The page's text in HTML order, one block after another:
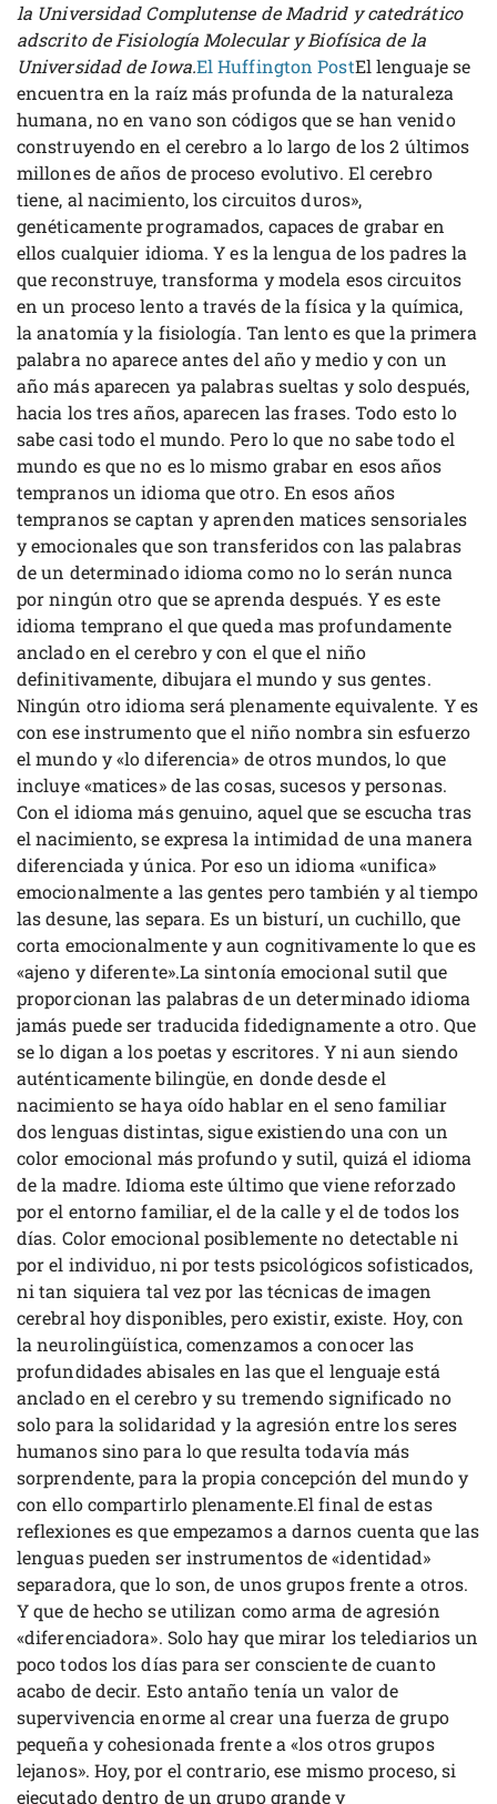
la Universidad Complutense de Madrid y catedrático
adscrito de Fisiología Molecular y Biofísica de la
Universidad de Iowa.El Huffington PostEl lenguaje se
encuentra en la raíz más profunda de la naturaleza
humana, no en vano son códigos que se han venido
construyendo en el cerebro a lo largo de los 2 últimos
millones de años de proceso evolutivo. El cerebro
tiene, al nacimiento, los circuitos duros»,
genéticamente programados, capaces de grabar en
ellos cualquier idioma. Y es la lengua de los padres la
que reconstruye, transforma y modela esos circuitos
en un proceso lento a través de la física y la química,
la anatomía y la fisiología. Tan lento es que la primera
palabra no aparece antes del año y medio y con un
año más aparecen ya palabras sueltas y solo después,
hacia los tres años, aparecen las frases. Todo esto lo
sabe casi todo el mundo. Pero lo que no sabe todo el
mundo es que no es lo mismo grabar en esos años
tempranos un idioma que otro. En esos años
tempranos se captan y aprenden matices sensoriales
y emocionales que son transferidos con las palabras
de un determinado idioma como no lo serán nunca
por ningún otro que se aprenda después. Y es este
idioma temprano el que queda mas profundamente
anclado en el cerebro y con el que el niño
definitivamente, dibujara el mundo y sus gentes.
Ningún otro idioma será plenamente equivalente. Y es
con ese instrumento que el niño nombra sin esfuerzo
el mundo y «lo diferencia» de otros mundos, lo que
incluye «matices» de las cosas, sucesos y personas.
Con el idioma más genuino, aquel que se escucha tras
el nacimiento, se expresa la intimidad de una manera
diferenciada y única. Por eso un idioma «unifica»
emocionalmente a las gentes pero también y al tiempo
las desune, las separa. Es un bisturí, un cuchillo, que
corta emocionalmente y aun cognitivamente lo que es
«ajeno y diferente».La sintonía emocional sutil que
proporcionan las palabras de un determinado idioma
jamás puede ser traducida fidedignamente a otro. Que
se lo digan a los poetas y escritores. Y ni aun siendo
auténticamente bilingüe, en donde desde el
nacimiento se haya oído hablar en el seno familiar
dos lenguas distintas, sigue existiendo una con un
color emocional más profundo y sutil, quizá el idioma
de la madre. Idioma este último que viene reforzado
por el entorno familiar, el de la calle y el de todos los
días. Color emocional posiblemente no detectable ni
por el individuo, ni por tests psicológicos sofisticados,
ni tan siquiera tal vez por las técnicas de imagen
cerebral hoy disponibles, pero existir, existe. Hoy, con
la neurolingüística, comenzamos a conocer las
profundidades abisales en las que el lenguaje está
anclado en el cerebro y su tremendo significado no
solo para la solidaridad y la agresión entre los seres
humanos sino para lo que resulta todavía más
sorprendente, para la propia concepción del mundo y
con ello compartirlo plenamente.El final de estas
reflexiones es que empezamos a darnos cuenta que las
lenguas pueden ser instrumentos de «identidad»
separadora, que lo son, de unos grupos frente a otros.
Y que de hecho se utilizan como arma de agresión
«diferenciadora». Solo hay que mirar los telediarios un
poco todos los días para ser consciente de cuanto
acabo de decir. Esto antaño tenía un valor de
supervivencia enorme al crear una fuerza de grupo
pequeña y cohesionada frente a «los otros grupos
lejanos». Hoy, por el contrario, ese mismo proceso, si
ejecutado dentro de un grupo grande y